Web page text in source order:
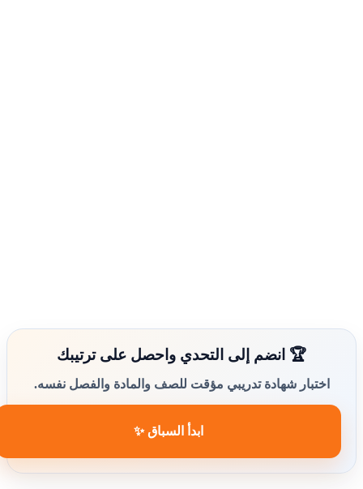
🏆 انضم إلى التحدي واحصل على ترتيبك
اختبار شهادة تدريبي مؤقت للصف والمادة والفصل نفسه.
ابدأ السباق ✨